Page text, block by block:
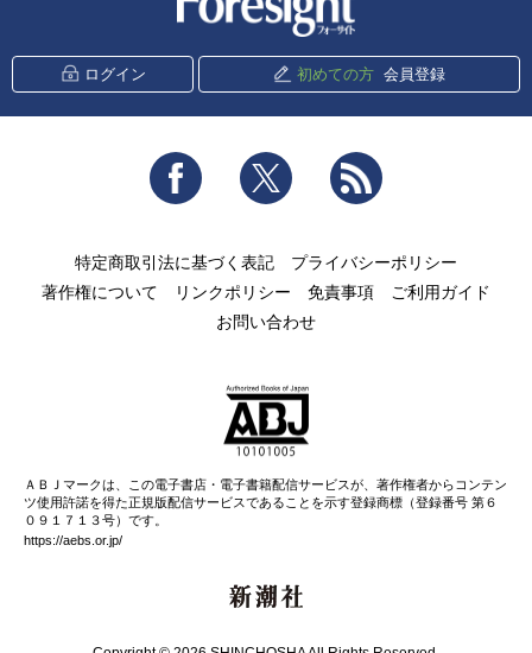
ログイン 初めての方 会員登録
Facebook Twitter
特定商取引法に基づく表記
プライバシーポリシー
著作権について
リンクポリシー 免責事項
ご利用ガイド
お問い合わせ
ＡＢＪマークは、この電子書店・電子書籍配信サービスが、著作権者からコンテン
ツ使用許諾を得た正規版配信サービスであることを示す登録商標（登録番号 第６
０９１７１３号）です。
https://aebs.or.jp/